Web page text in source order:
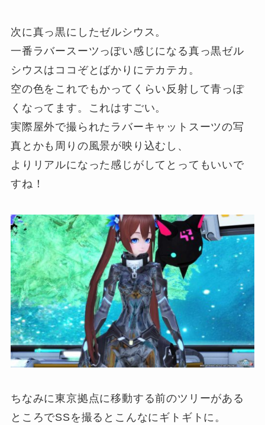
次に真っ黒にしたゼルシウス。
一番ラバースーツっぽい感じになる真っ黒ゼル
シウスはココぞとばかりにテカテカ。
空の色をこれでもかってくらい反射して青っぽ
くなってます。これはすごい。
実際屋外で撮られたラバーキャットスーツの写
真とかも周りの風景が映り込むし、
よりリアルになった感じがしてとってもいいで
すね！
ちなみに東京拠点に移動する前のツリーがある
ところでSSを撮るとこんなにギトギトに。